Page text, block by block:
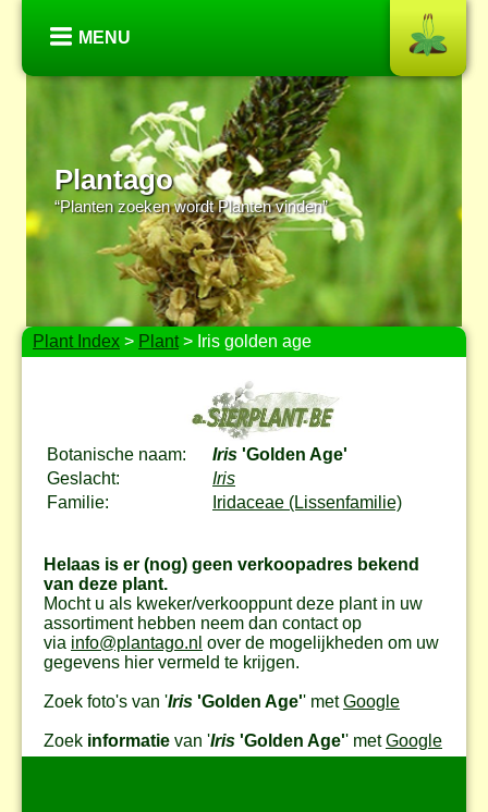
MENU
Plantago
“Planten zoeken wordt Planten vinden”
Plant Index > Plant> Iris golden age
Botanische naam: Iris 'Golden Age'
Geslacht:
Iris
Familie:
Iridaceae (Lissenfamilie)
Helaas is er (nog) geen verkoopadres bekend
van deze plant.
Mocht u als kweker/verkooppunt deze plant in uw
assortiment hebben neem dan contact op
via info@plantago.nl over de mogelijkheden om uw
gegevens hier vermeld te krijgen.
Zoek foto's van 'Iris 'Golden Age'' metGoogle
Zoek informatie van 'Iris 'Golden Age'' metGoogle